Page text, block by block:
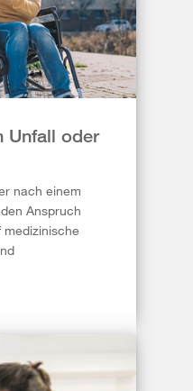
Unfall oder
nach einem
Anspruch